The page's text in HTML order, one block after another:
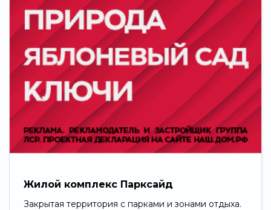
Жилой комплекс Парксайд
Закрытая территория с парками и зонами отдыха.